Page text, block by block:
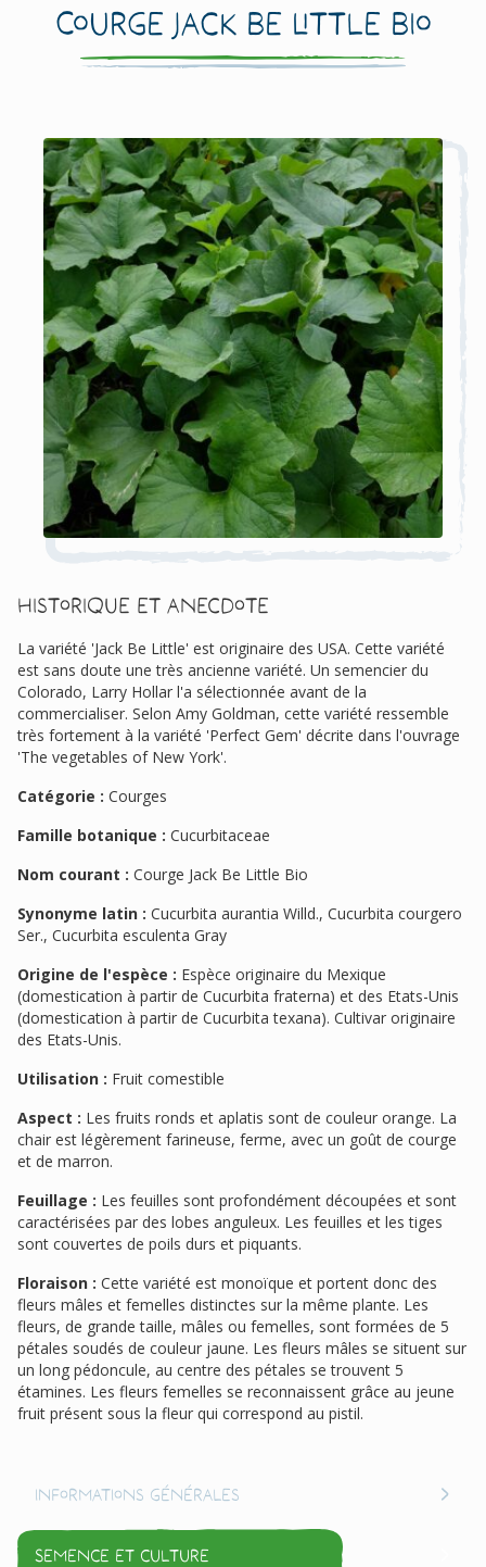
Courge Jack Be Little Bio
Historique et anecdote
La variété 'Jack Be Little' est originaire des USA. Cette variété
est sans doute une très ancienne variété. Un semencier du
Colorado, Larry Hollar l'a sélectionnée avant de la
commercialiser. Selon Amy Goldman, cette variété ressemble
très fortement à la variété 'Perfect Gem' décrite dans l'ouvrage
'The vegetables of New York'.
Catégorie : Courges
Famille botanique : Cucurbitaceae
Nom courant : Courge Jack Be Little Bio
Synonyme latin : Cucurbita aurantia Willd., Cucurbita courgero
Ser., Cucurbita esculenta Gray
Origine de l'espèce : Espèce originaire du Mexique
(domestication à partir de Cucurbita fraterna) et des Etats-Unis
(domestication à partir de Cucurbita texana). Cultivar originaire
des Etats-Unis.
Utilisation : Fruit comestible
Aspect : Les fruits ronds et aplatis sont de couleur orange. La
chair est légèrement farineuse, ferme, avec un goût de courge
et de marron.
Feuillage : Les feuilles sont profondément découpées et sont
caractérisées par des lobes anguleux. Les feuilles et les tiges
sont couvertes de poils durs et piquants.
Floraison : Cette variété est monoïque et portent donc des
fleurs mâles et femelles distinctes sur la même plante. Les
fleurs, de grande taille, mâles ou femelles, sont formées de 5
pétales soudés de couleur jaune. Les fleurs mâles se situent sur
un long pédoncule, au centre des pétales se trouvent 5
étamines. Les fleurs femelles se reconnaissent grâce au jeune
fruit présent sous la fleur qui correspond au pistil.
Informations générales
Semence et culture